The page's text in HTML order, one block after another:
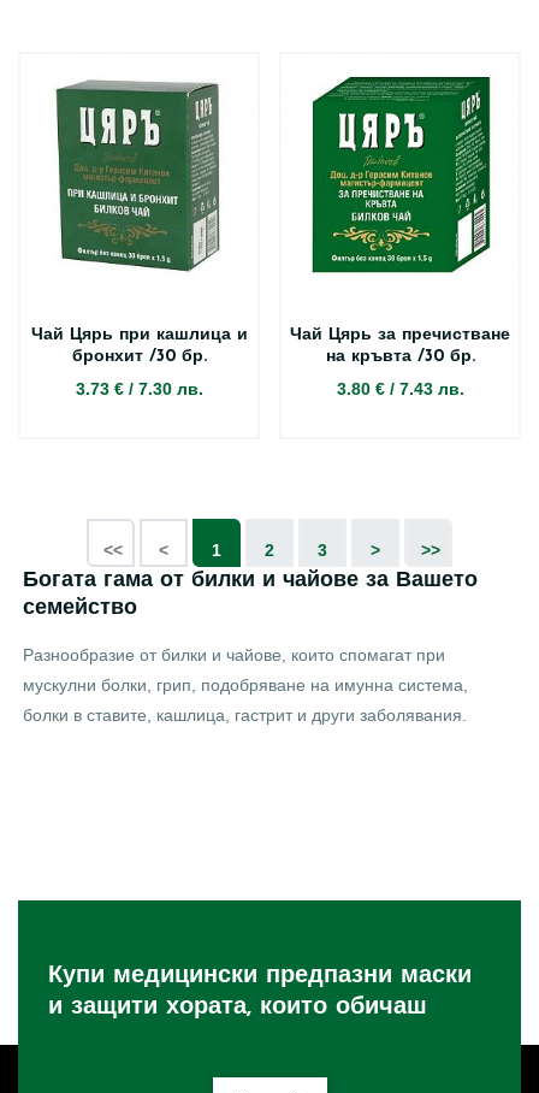
Чай Цярь при кашлица и
бронхит /30 бр.
3.73 €/ 7.30 лв.
Чай Цярь за пречистване
на кръвта /30 бр.
3.80 €/ 7.43 лв.
<< < 1 2 3 > >>
Богата гама от билки и чайове за Вашето
семейство
Разнообразие от билки и чайове, които спомагат при
мускулни болки, грип, подобряване на имунна система,
болки в ставите, кашлица, гастрит и други заболявания.
Купи медицински предпазни маски
и защити хората, които обичаш